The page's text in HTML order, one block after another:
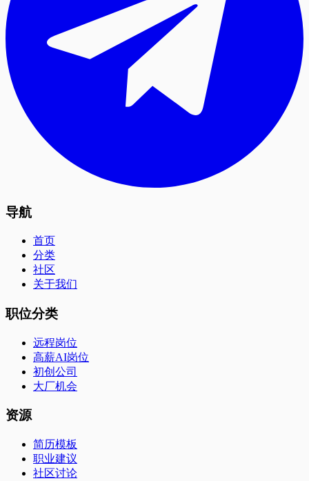
导航
首页
分类
社区
关于我们
职位分类
远程岗位
高薪AI岗位
初创公司
大厂机会
资源
简历模板
职业建议
社区讨论